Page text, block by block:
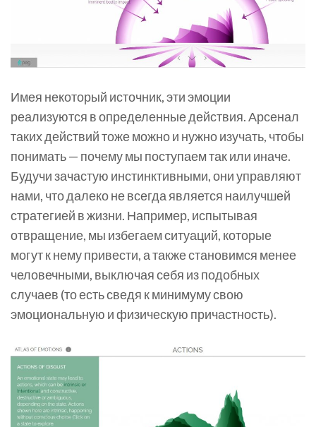
Имея некоторый источник, эти эмоции
реализуются в определенные действия. Арсенал
таких действий тоже можно и нужно изучать, чтобы
понимать — почему мы поступаем так или иначе.
Будучи зачастую инстинктивными, они управляют
нами, что далеко не всегда является наилучшей
стратегией в жизни. Например, испытывая
отвращение, мы избегаем ситуаций, которые
могут к нему привести, а также становимся менее
человечными, выключая себя из подобных
случаев (то есть сведя к минимуму свою
эмоциональную и физическую причастность).